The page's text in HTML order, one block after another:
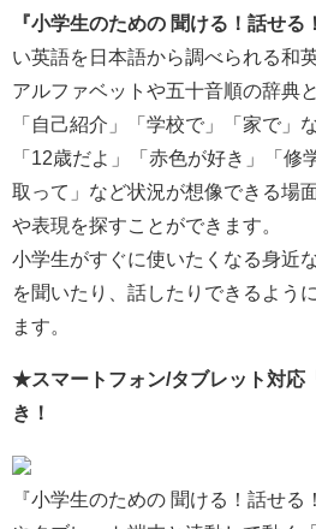
『小学生のための 聞ける！話せる
い英語を日本語から調べられる和
アルファベットや五十音順の辞典
「自己紹介」「学校で」「家で」
「12歳だよ」「赤色が好き」「修
取って」など状況が想像できる場
や表現を探すことができます。
小学生がすぐに使いたくなる身近
を聞いたり、話したりできるよう
ます。
★スマートフォン/タブレット対応
き！
『小学生のための 聞ける！話せ